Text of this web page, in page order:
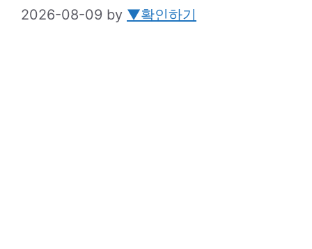
2026-08-09 by ▼확인하기